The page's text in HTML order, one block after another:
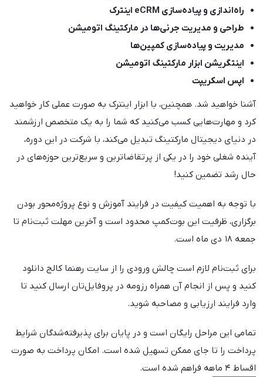
راه‌اندازی و پیاده‌سازی
اینترک
طراحی و مدیریت جرنی‌ها در مارکتینگ اتومیشن
مدیریت و پیاده‌سازی کمپین‌ها
اینتگریشن ابزار مارکتینگ اتومیشن
اپس‌ اسکریپت
آشنا خواهید شد. همچنین، با ابزار اینترک به صورت عملی کار خواهید
کرد و مهارت‌هایی کسب می‌کنید که شما را به یک متخصص ارزشمند
در دنیای دیجیتال مارکتینگ تبدیل می‌کند، با شرکت در این دوره،
آینده شغلی خود را در یکی از پرتقاضاترین و سریع‌ترین حوزه‌های در
حال رشد تضمین کنید!
با توجه به اهمیت کیفیت در فرایند آموزش و نوع پروژه‌محور بودن
برگزاری، ظرفیت این بوت‌کمپ محدود است و آخرین مهلت ثبت‌نام تا
جمعه ۱۸ دی ماه است.
برای ثبت‌نام لازم است چالش ورودی را از سایت رهنما کالج دانلود
کنید و پس از انجام آن همراه رزومه در پروفایل‌تان ارسال کنید تا
وارد فرایند ارزیابی و مصاحبه شوید.
تمامی این مراحل رایگان است و در پایان برای پذیرفته‌شدگان شرایط
پرداخت را تا جای ممکن تسهیل شده است. امکان پرداخت به صورت
اقساط ۴ ماهه فراهم شده است.